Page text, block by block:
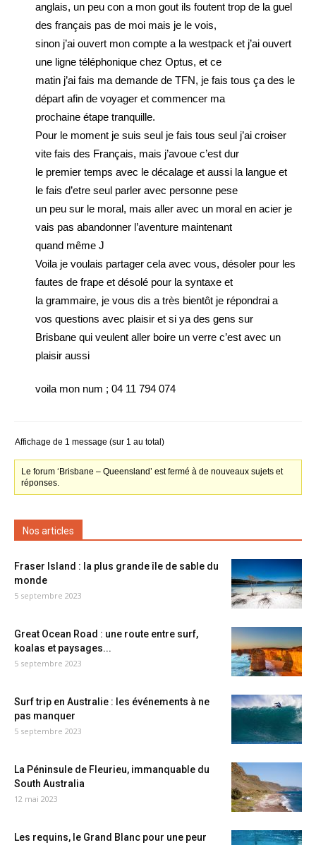
anglais, un peu con a mon gout ils foutent trop de la guel
des français pas de moi mais je le vois,
sinon j’ai ouvert mon compte a la westpack et j’ai ouvert
une ligne téléphonique chez Optus, et ce
matin j’ai fais ma demande de TFN, je fais tous ça des le
départ afin de voyager et commencer ma
prochaine étape tranquille.
Pour le moment je suis seul je fais tous seul j’ai croiser
vite fais des Français, mais j’avoue c’est dur
le premier temps avec le décalage et aussi la langue et
le fais d’etre seul parler avec personne pese
un peu sur le moral, mais aller avec un moral en acier je
vais pas abandonner l’aventure maintenant
quand même J
Voila je voulais partager cela avec vous, désoler pour les
fautes de frape et désolé pour la syntaxe et
la grammaire, je vous dis a très bientôt je répondrai a
vos questions avec plaisir et si ya des gens sur
Brisbane qui veulent aller boire un verre c’est avec un
plaisir aussi
voila mon num ; 04 11 794 074
Affichage de 1 message (sur 1 au total)
Le forum ‘Brisbane – Queensland’ est fermé à de nouveaux sujets et
réponses.
Nos articles
Fraser Island : la plus grande île de sable du
monde
5 septembre 2023
Great Ocean Road : une route entre surf,
koalas et paysages...
5 septembre 2023
Surf trip en Australie : les événements à ne
pas manquer
5 septembre 2023
La Péninsule de Fleurieu, immanquable du
South Australia
12 mai 2023
Les requins, le Grand Blanc pour une peur